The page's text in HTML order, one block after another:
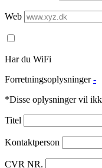
Web
Har du WiFi
Forretningsoplysninger -
*Disse oplysninger vil
Titel
Kontaktperson
CVR NR.